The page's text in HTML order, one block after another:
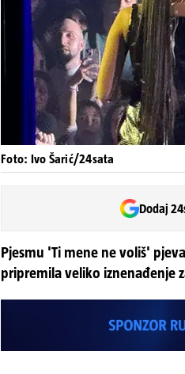
Foto: Ivo Šarić/24sata
Dodaj
Pjesmu 'Ti mene ne voliš'
pripremila veliko iznenađenje